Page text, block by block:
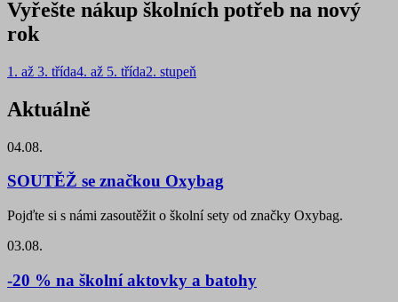
Vyřešte nákup školních potřeb na nový
rok
1. až 3. třída4. až 5. třída2. stupeň
Aktuálně
04.08.
SOUTĚŽ se značkou Oxybag
Pojďte si s námi zasoutěžit o školní sety od značky Oxybag.
03.08.
-20 % na školní aktovky a batohy